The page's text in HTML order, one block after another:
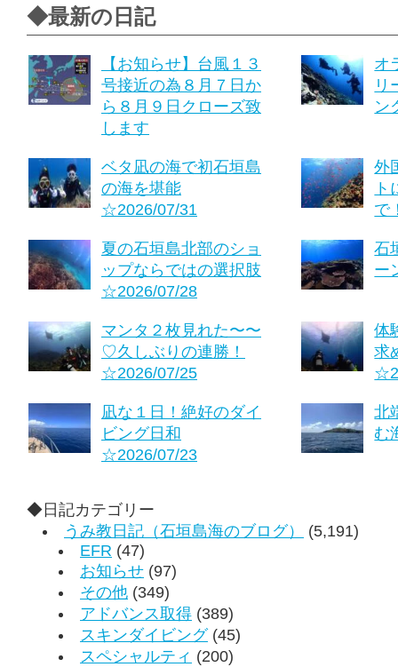
◆最新の日記
【お知らせ】台風１３
号接近の為８月７日か
ら８月９日クローズ致
します
オ
リ
ン
ベタ凪の海で初石垣島
の海を堪能
☆2026/07/31
外
ト
で
夏の石垣島北部のショ
ップならではの選択肢
☆2026/07/28
石
ー
マンタ２枚見れた〜〜
♡久しぶりの連勝！
☆2026/07/25
体
求
凪な１日！絶好のダイ
ビング日和
☆2026/07/23
北
む
◆日記カテゴリー
うみ教日記（石垣島海のブログ）
(5,191)
EFR (47)
お知らせ (97)
その他 (349)
アドバンス取得 (389)
スキンダイビング(45)
スペシャルティ (200)